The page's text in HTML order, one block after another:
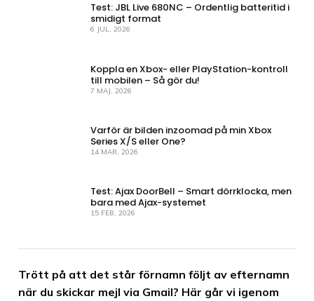
Test: JBL Live 680NC – Ordentlig batteritid i
smidigt format
6 JUL, 2026
Koppla en Xbox- eller PlayStation-kontroll
till mobilen – Så gör du!
7 MAJ, 2026
Varför är bilden inzoomad på min Xbox
Series X/S eller One?
14 MAR, 2026
Test: Ajax DoorBell – Smart dörrklocka, men
bara med Ajax-systemet
15 FEB, 2026
Trött på att det står förnamn följt av efternamn
när du skickar mejl via Gmail? Här går vi igenom